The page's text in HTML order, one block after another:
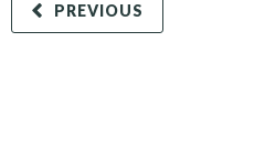
PREVIOUS